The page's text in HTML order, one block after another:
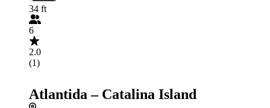
34 ft
6
2.0
(1)
Atlantida – Catalina Island